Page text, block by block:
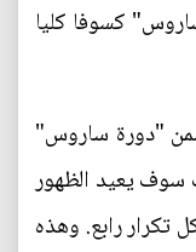
ساروس" كسوفا كليا
ضمن "دورة ساروس"
سوف يعيد الظهور
تكرار رابع. وهذه